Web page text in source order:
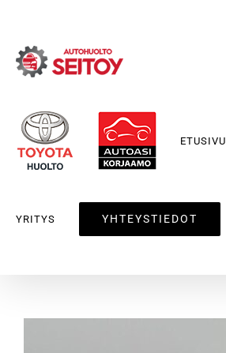
content
ETUSIVU
YRITYS YHTEYSTIEDOT